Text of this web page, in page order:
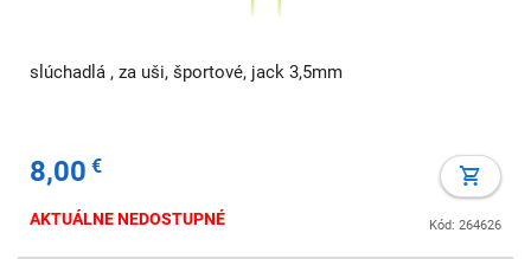
slúchadlá , za uši, športové, jack 3,5mm
8,00 €
Kód: 264626
AKTUÁLNE NEDOSTUPNÉ